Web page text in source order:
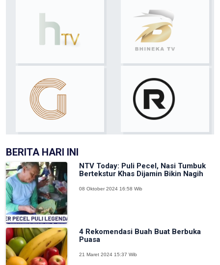
BERITA HARI INI
NTV Today: Puli Pecel, Nasi Tumbuk
Bertekstur Khas Dijamin Bikin Nagih
08 Oktober 2024 16:58 Wib
4 Rekomendasi Buah Buat Berbuka
Puasa
21 Maret 2024 15:37 Wib